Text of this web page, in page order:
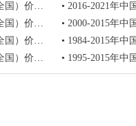
民消费价格指数（上年 • 2016-2021年中国宏观经济数据库年度数据（全
数（上年=100）茶及 • 2000-2015年中国宏观经济数据库年度数据（全
数（上年=100）干鲜 • 1984-2015年中国宏观经济数据库年度数据（
数（上年=100）相关 • 1995-2015年中国宏观经济数据库年度数据（全